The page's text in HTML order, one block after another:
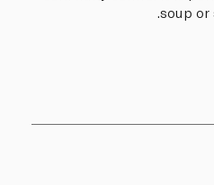
soup or